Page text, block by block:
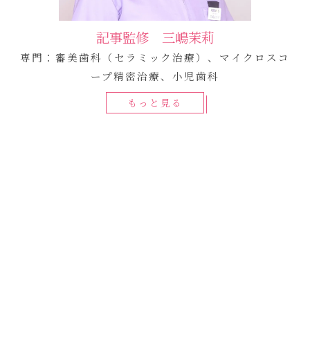
記事監修 三嶋茉莉
専門：審美歯科（セラミック治療）、マイクロスコ
ープ精密治療、小児歯科
もっと見る